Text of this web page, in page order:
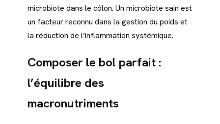
microbiote dans le côlon. Un microbiote sain est
un facteur reconnu dans la gestion du poids et
la réduction de l’inflammation systémique.
Composer le bol parfait :
l’équilibre des
macronutriments